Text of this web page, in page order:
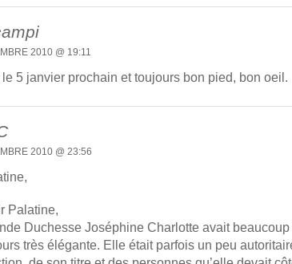
2010 @ 19:11
5 janvier prochain et toujours bon pied, bon oeil.
2010 @ 23:56
Palatine,
Duchesse Joséphine Charlotte avait
très élégante. Elle était parfois un peu